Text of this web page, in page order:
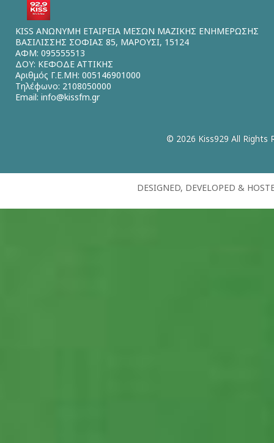
KISS ΑΝΩΝΥΜΗ ΕΤΑΙΡΕΙΑ ΜΕΣΩΝ ΜΑΖΙΚΗΣ ΕΝΗΜΕΡΩΣΗΣ
ΒΑΣΙΛΙΣΣΗΣ ΣΟΦΙΑΣ 85, ΜΑΡΟΥΣΙ, 15124
ΑΦΜ: 095555513
ΔΟΥ: ΚΕΦΟΔΕ ΑΤΤΙΚΗΣ
Αριθμός Γ.Ε.ΜΗ: 005146901000
Τηλέφωνο: 2108050000
Email: info@kissfm.gr
© 2026 Kiss929 All Rights
DESIGNED, DEVELOPED &